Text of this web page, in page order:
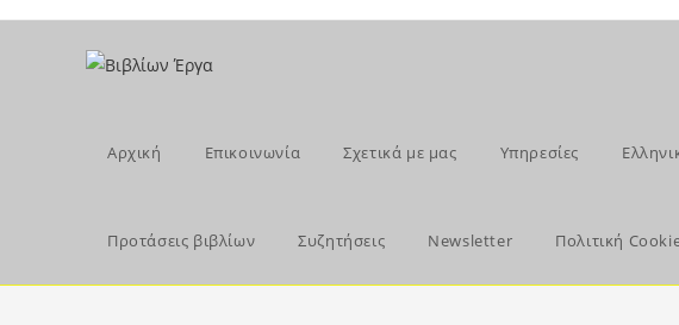
Αρχική Επικοινωνία Σχετικά με μας Υπηρεσίες
Προτάσεις βιβλίων Συζητήσεις Newsletter Πολιτική